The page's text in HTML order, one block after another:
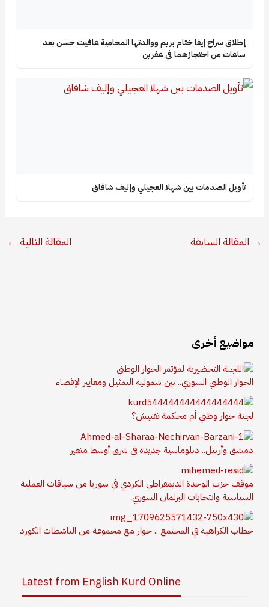
إطلاق سراح إيفا ختام بريم ووالدتها المحامية عافيت حسن بعد
ساعات من احتجازهما في عفرين
تأويل الصدمات بين شهلا العجيلي وإليف شافاق
→ المقالة السابقة المقالة التالية ←
مواضيع أخرى
الحوار الوطني السوري.. بين شمولية التمثيل ومعايير الإقصاء
لجنة حوار وطني أم محكمة تفتيش؟
دمشق وأربيل.. دبلوماسية جديدة في شرق أوسط متغير
موقف حزب الوحدة الديمقراطي الكردي في سوريا من سياقات العملية
السياسية وانتخابات البرلمان السوري.
خطاب الكراهية في المجتمع .. حوار مع مجموعة من الناشطات الكورد
Latest from English Kurd Online